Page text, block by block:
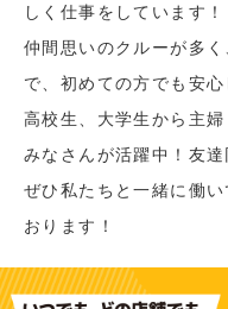
しく仕事をしています！
仲間思いのクルーが多
で、初めての方でも安心
高校生、大学生から主
みなさんが活躍中！友
ぜひ私たちと一緒に働
おります！